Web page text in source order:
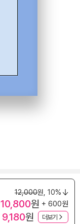
12,000원, 10%
10,800원 + 600원
9,180원 더보기